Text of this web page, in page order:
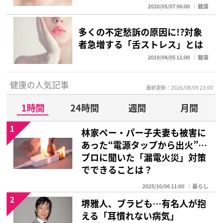
2020/05/07 06:00 健康
多くの不定愁訴の原因に!?対象
者急増する「舌ストレス」とは
2019/04/05 11:00 健康
健康の人気記事 最終更新：2026/08/09 23:00
1時間 24時間 週間
月間
林家ペー・パー子夫妻も被害に
あった“電源タップから出火”…
プロに聞いた「漏電火災」対策
でできることは？
2025/10/06 11:00 暮らし
1
堺雅人、ブラピも…有名人が抱
える「耳慣れない病気」
2